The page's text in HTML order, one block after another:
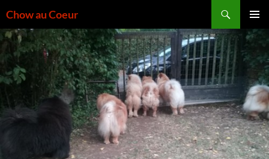
au
contenu
Chow au Coeur
MENU